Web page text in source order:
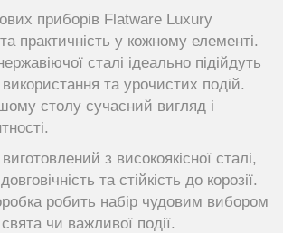
приборів Flatware Luxury
практичність у кожному елементі.
сталі ідеально підійдуть
та урочистих подій.
столу сучасний вигляд і
з високоякісної сталі,
та стійкість до корозії.
робить набір чудовим вибором
чи важливої події.